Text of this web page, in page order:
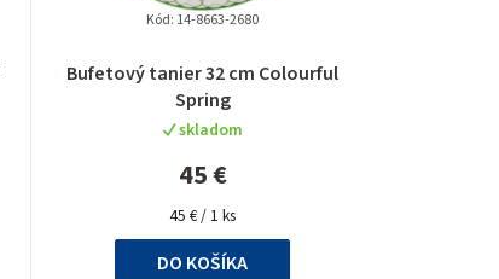
Bufetový tanier 32 cm Colourful
Spring
skladom
45 €
Jednotková
cena:
45 € / 1 ks
DO KOŠÍKA
Kód: 14-8663-2680